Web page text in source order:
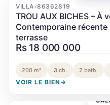
VILLA•86362819
TROU AUX BICHES –
Contemporaine
terrasse
Rs 18 000 000
200 m² 3 ch. 2 bath.
VOIR LE BIEN →